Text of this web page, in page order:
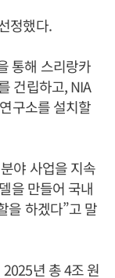
정했다.
통해 스리랑카
건립하고, NIA
구소를 설치할
야 사업을 지속
을 만들어 국내
을 하겠다”고 말
년 총 4조 원